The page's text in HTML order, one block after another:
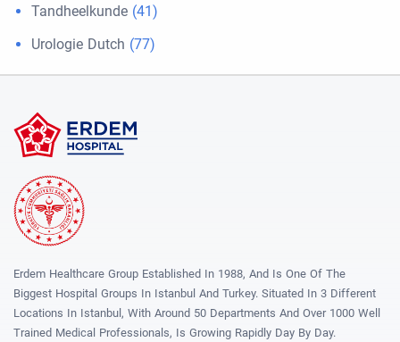
Tandheelkunde (41)
Urologie Dutch (77)
Erdem Healthcare Group Established In 1988, And Is One Of The
Biggest Hospital Groups In Istanbul And Turkey. Situated In 3 Different
Locations In Istanbul, With Around 50 Departments And Over 1000 Well
Trained Medical Professionals, Is Growing Rapidly Day By Day.